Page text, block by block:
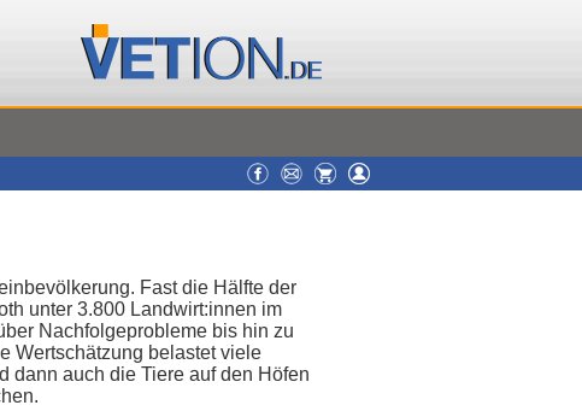
Fast die Hälfte der
unter 3.800 Landwirt:innen im
Nachfolgeprobleme bis hin zu
Wertschätzung belastet viele
dann auch die Tiere auf den Höfen